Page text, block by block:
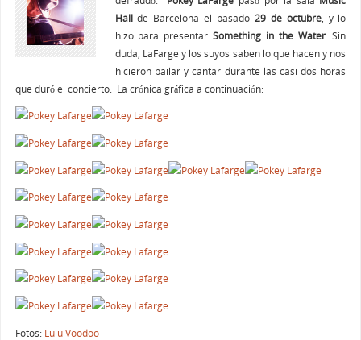
Hallde Barcelona el pasado 29 de octubre, y lo
hizo para presentarSomething in the Water. Sin
duda, LaFarge y los suyos saben lo que hacen y nos
hicieron bailar y cantar durante las casi dos horas
que duró el concierto. La crónica gráfica a continuación:
Fotos: Lulu Voodoo